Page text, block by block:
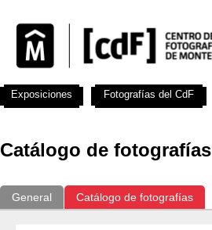
Catálogo de fotografías
General Catálogo de fotografías
Exposiciones Fotografías del CdF